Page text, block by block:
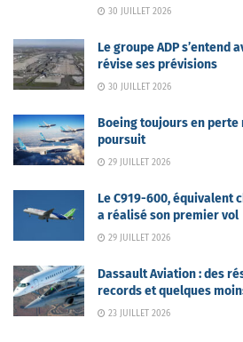
30 JUILLET 2026
Le groupe ADP s’entend
révise ses prévisions
30 JUILLET 2026
Boeing toujours en
poursuit
29 JUILLET 2026
Le C919-600, équivalent
a réalisé son premier vol
29 JUILLET 2026
Dassault Aviation : des
records et quelques
23 JUILLET 2026